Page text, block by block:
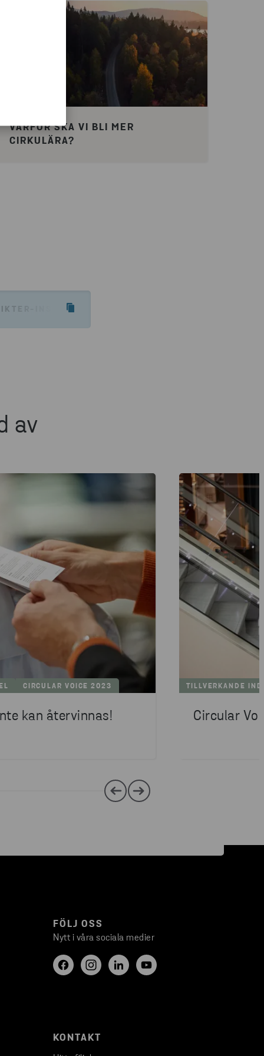
VARFÖR SKA VI BLI MER
CIRKULÄRA?
INSPIRATION/GUIDER-ARTIKLAR/VAD-ETT-
av
CIRCULAR VOICE 2023
kan återvinnas!
TILLVERKANDE
Circular
FÖLJ OSS
Nytt i våra sociala medier
KONTAKT